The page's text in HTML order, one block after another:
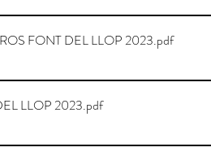
FONT DEL LLOP 2023.pdf
LLOP 2023.pdf